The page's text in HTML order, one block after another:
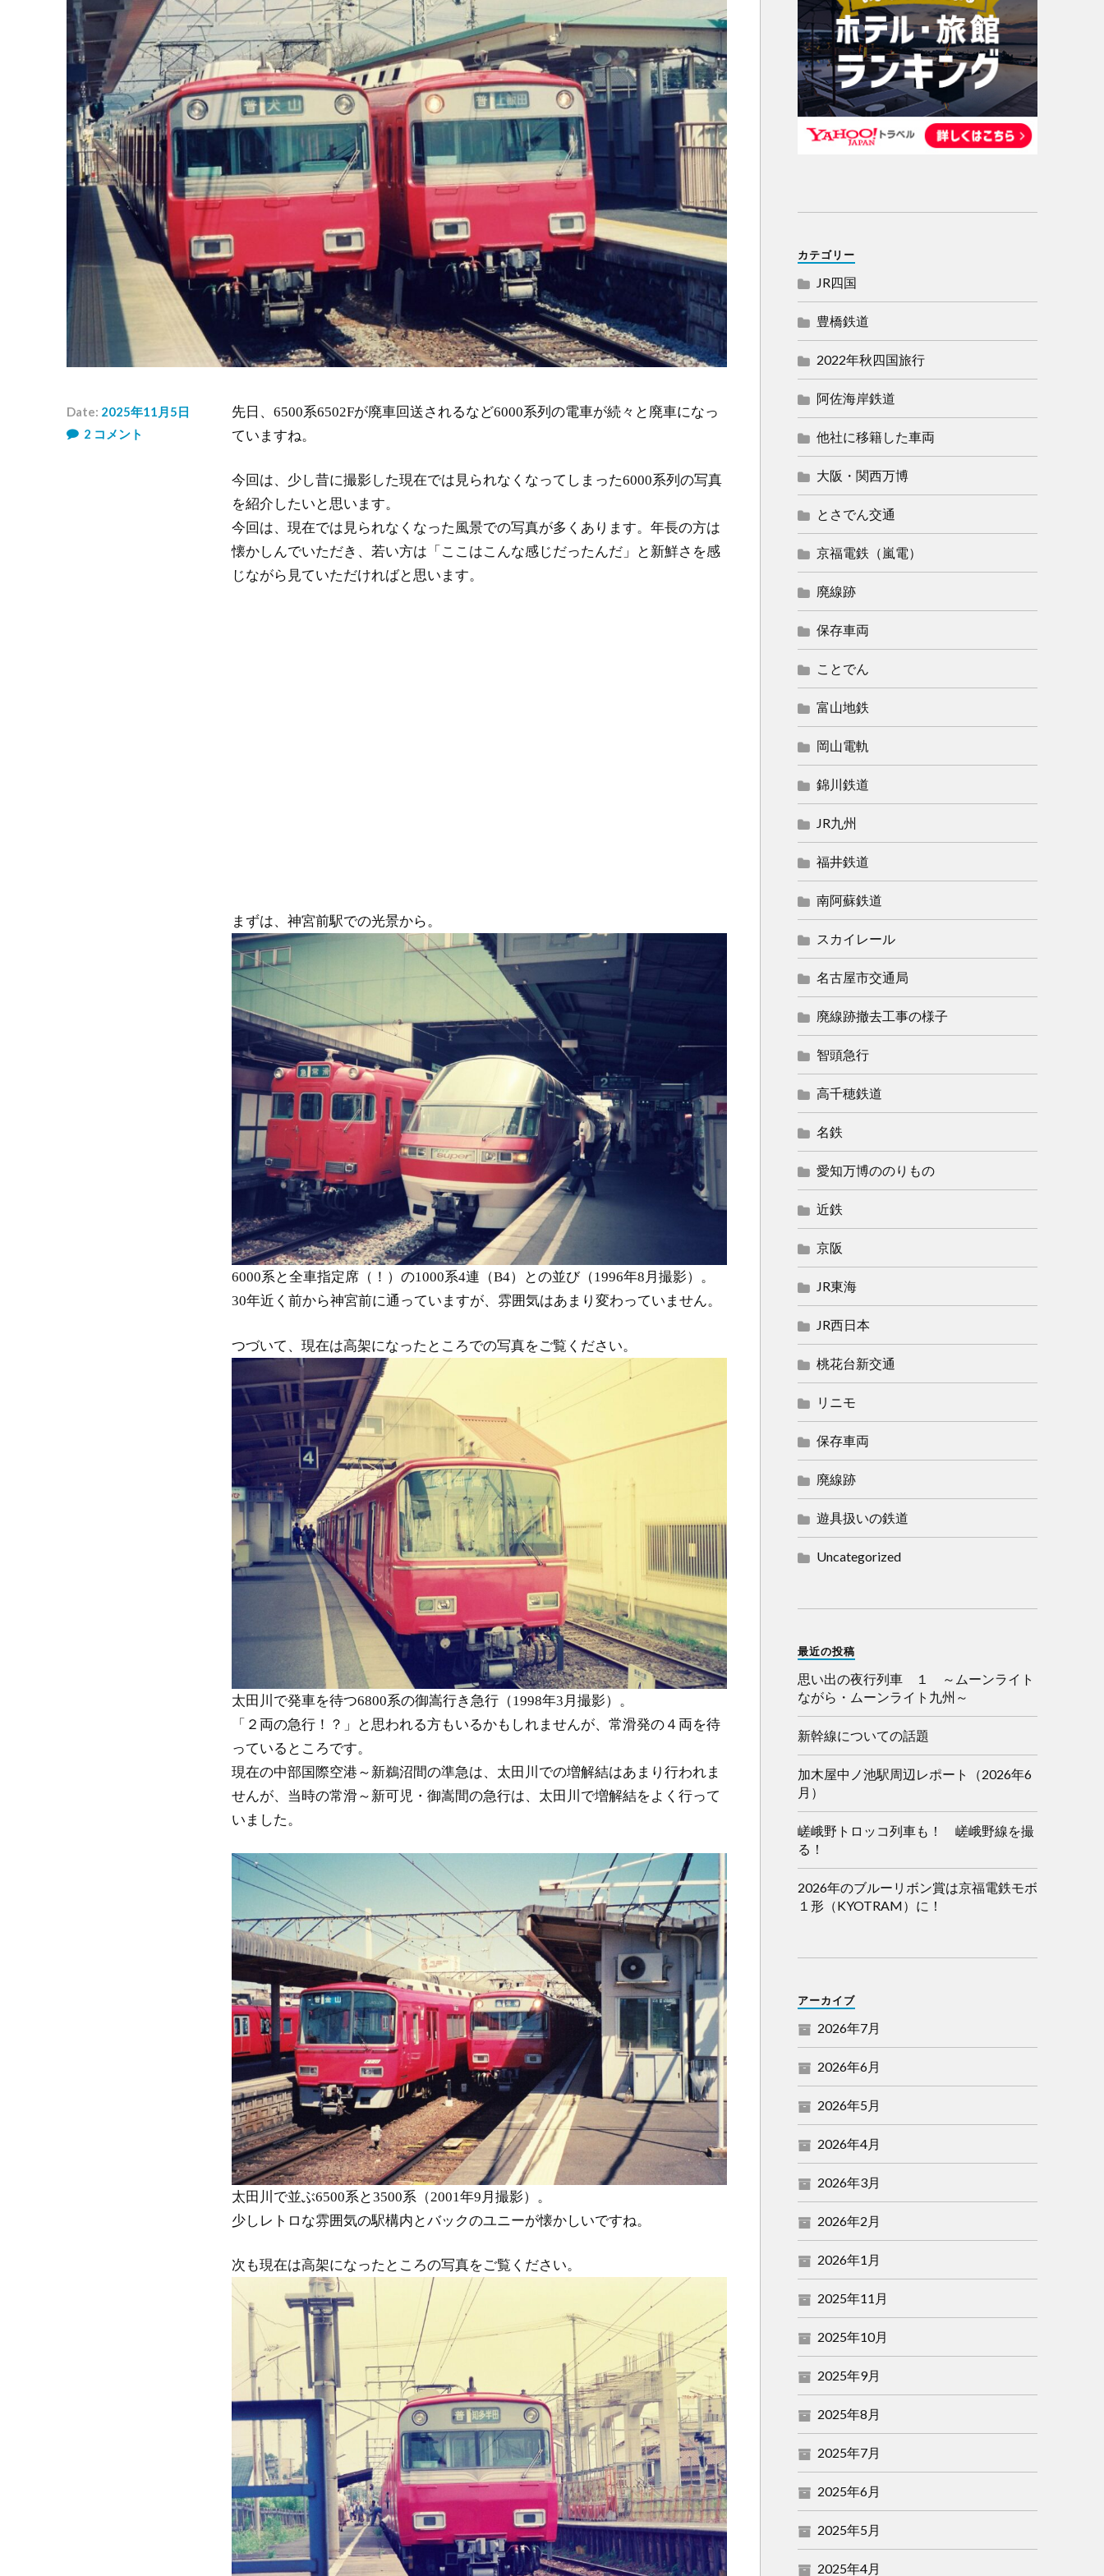
Date: 2025年11月5日
Author:
2 コメント
先日、6500系6502Fが廃車回送されるなど6000系列の電車が続々と廃車になっ
ていますね。
今回は、少し昔に撮影した現在では見られなくなってしまった6000系列の写真
を紹介したいと思います。
今回は、現在では見られなくなった風景での写真が多くあります。年長の方は
懐かしんでいただき、若い方は「ここはこんな感じだったんだ」と新鮮さを感
じながら見ていただければと思います。
まずは、神宮前駅での光景から。
6000系と全車指定席（！）の1000系4連（B4）との並び（1996年8月撮影）。
30年近く前から神宮前に通っていますが、雰囲気はあまり変わっていません。
つづいて、現在は高架になったところでの写真をご覧ください。
太田川で発車を待つ6800系の御嵩行き急行（1998年3月撮影）。
「２両の急行！？」と思われる方もいるかもしれませんが、常滑発の４両を待
っているところです。
現在の中部国際空港～新鵜沼間の準急は、太田川での増解結はあまり行われま
せんが、当時の常滑～新可児・御嵩間の急行は、太田川で増解結をよく行って
いました。
太田川で並ぶ6500系と3500系（2001年9月撮影）。
少しレトロな雰囲気の駅構内とバックのユニーが懐かしいですね。
次も現在は高架になったところの写真をご覧ください。
カテゴリー
JR四国
豊橋鉄道
2022年秋四国旅行
阿佐海岸鉄道
他社に移籍した車両
大阪・関西万博
とさでん交通
京福電鉄（嵐電）
廃線跡
保存車両
ことでん
富山地鉄
岡山電軌
錦川鉄道
JR九州
福井鉄道
南阿蘇鉄道
スカイレール
名古屋市交通局
廃線跡撤去工事の様子
智頭急行
高千穂鉄道
名鉄
愛知万博ののりもの
近鉄
京阪
JR東海
JR西日本
桃花台新交通
リニモ
保存車両
廃線跡
遊具扱いの鉄道
Uncategorized
最近の投稿
思い出の夜行列車 １ ～ムーンライト
ながら・ムーンライト九州～
新幹線についての話題
加木屋中ノ池駅周辺レポート（2026年6
月）
嵯峨野トロッコ列車も！ 嵯峨野線を撮
る！
2026年のブルーリボン賞は京福電鉄モボ
１形（KYOTRAM）に！
アーカイブ
2026年7月
2026年6月
2026年5月
2026年4月
2026年3月
2026年2月
2026年1月
2025年11月
2025年10月
2025年9月
2025年8月
2025年7月
2025年6月
2025年5月
2025年4月